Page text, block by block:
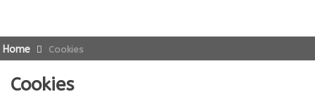
Home Cookies
Cookies